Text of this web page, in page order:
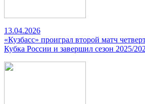
13.04.2026
«Кузбасс» проиграл второй матч
Кубка России и завершил сезон 2025/